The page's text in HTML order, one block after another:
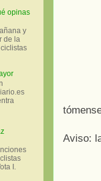
Aviso:
opinas
y
de la
I.